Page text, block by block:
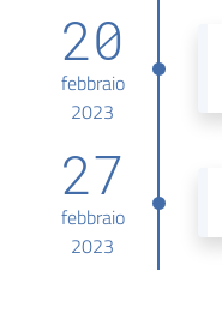
20
febbraio
2023
27
febbraio
2023